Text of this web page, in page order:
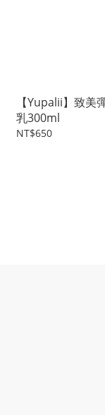
【Yupalii】致美
乳300ml
NT$650